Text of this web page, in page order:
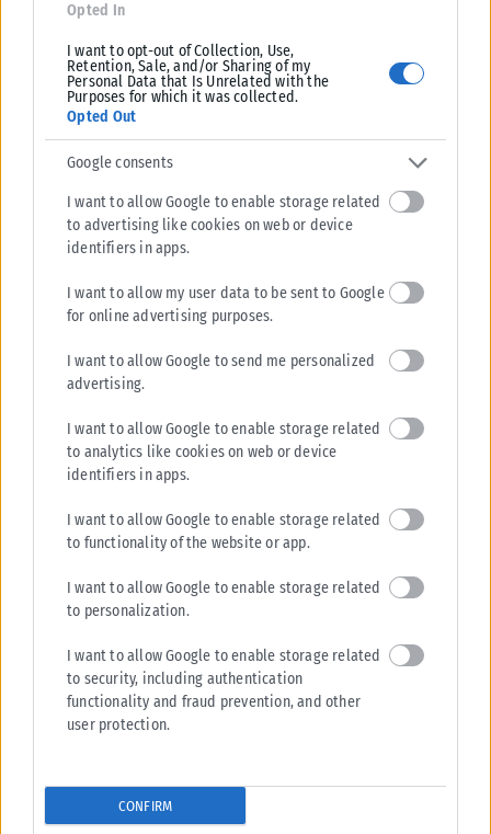
Opted In
I want to opt-out of Collection, Use,
Retention, Sale, and/or Sharing of my
Personal Data that Is Unrelated with the
Purposes for which it was collected.
Opted Out
Google consents
I want to allow Google to enable storage related
to advertising like cookies on web or device
identifiers in apps.
I want to allow my user data to be sent to Google
for online advertising purposes.
I want to allow Google to send me personalized
advertising.
I want to allow Google to enable storage related
to analytics like cookies on web or device
identifiers in apps.
I want to allow Google to enable storage related
to functionality of the website or app.
I want to allow Google to enable storage related
to personalization.
I want to allow Google to enable storage related
to security, including authentication
functionality and fraud prevention, and other
user protection.
CONFIRM